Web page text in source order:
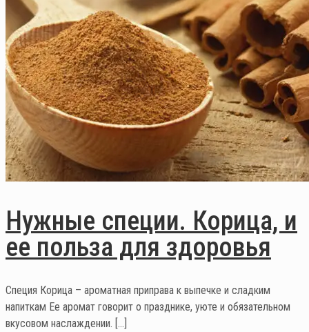
Нужные специи. Корица, и
ее польза для здоровья
Специя Корица – ароматная приправа к выпечке и сладким
напиткам Ее аромат говорит о празднике, уюте и обязательном
вкусовом наслаждении. […]